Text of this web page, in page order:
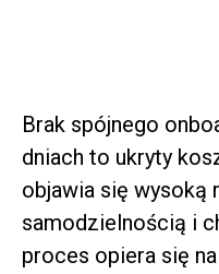
Brak spójnego
dniach to ukryty
objawia się wysoką
samodzielnością i
proces opiera się